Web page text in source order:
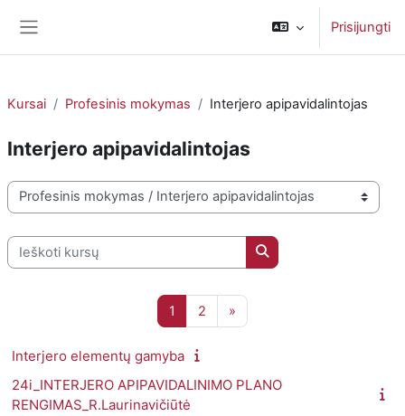
Prisijungti
Kursai Profesinis mokymas Interjero apipavidalintojas
Interjero apipavidalintojas
Kursų kategorijos
Ieškoti kursų
Ieškoti kursų
1 1 puslapis
2 2 puslapis
»
Interjero elementų gamyba
24i_INTERJERO APIPAVIDALINIMO PLANO
RENGIMAS_R.Laurinavičiūtė